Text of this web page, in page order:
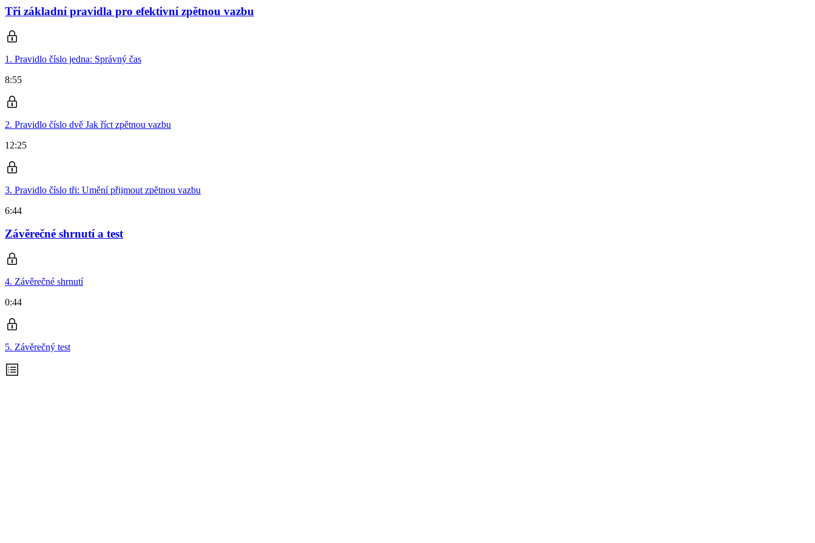
Tři základní pravidla pro efektivní zpětnou vazbu
1. Pravidlo číslo jedna: Správný čas
8:55
2. Pravidlo číslo dvě Jak říct zpětnou vazbu
12:25
3. Pravidlo číslo tři: Umění přijmout zpětnou vazbu
6:44
Závěrečné shrnutí a test
4. Závěrečné shrnutí
0:44
5. Závěrečný test